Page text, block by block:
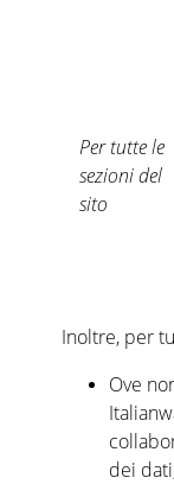
Per tutte le
sezioni del
sito
Inoltre, per
Ove
dei